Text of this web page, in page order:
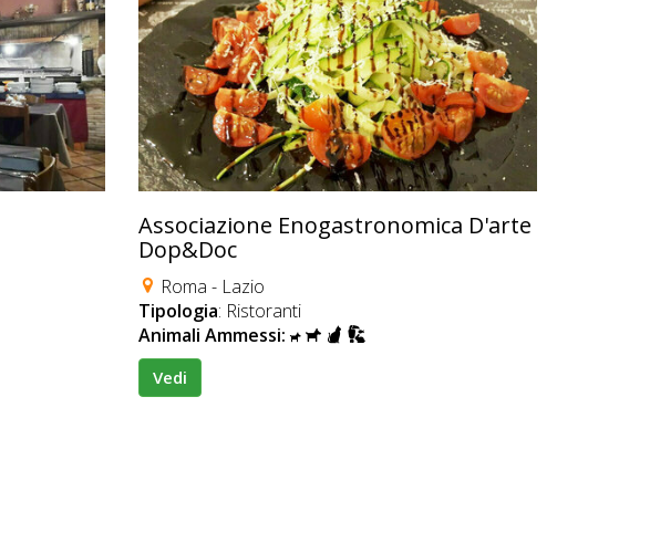
Associazione Enogastronomica D'arte
Dop&Doc
Roma - Lazio
Tipologia: Ristoranti
Animali Ammessi:
Vedi